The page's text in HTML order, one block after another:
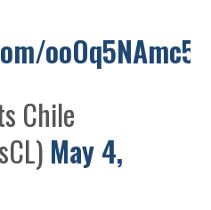
ooOq5NAmc5
Chile
May 4,